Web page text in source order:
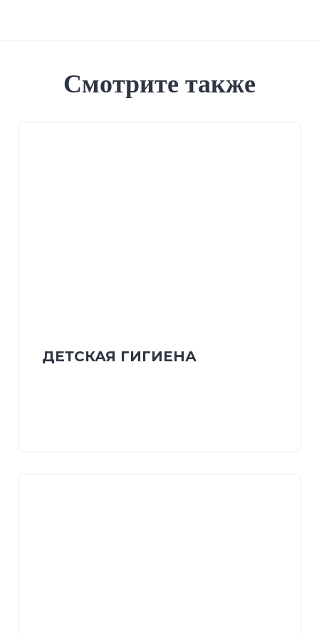
Смотрите также
ДЕТСКАЯ ГИГИЕНА